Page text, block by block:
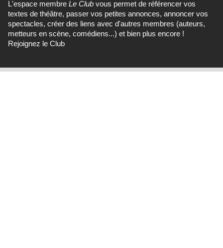
L'espace membre Le Club vous permet de référencer vos
textes de théâtre, passer vos petites annonces, annoncer vos
spectacles, créer des liens avec d'autres membres (auteurs,
metteurs en scène, comédiens...) et bien plus encore !
Rejoignez le Club